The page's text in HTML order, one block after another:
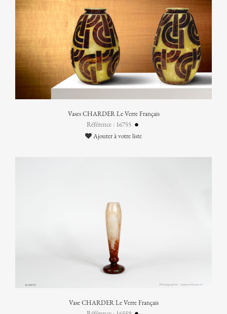
Vases CHARDER Le Verre Français
Référence : 16755
Ajouter à votre liste
Vase CHARDER Le Verre Français